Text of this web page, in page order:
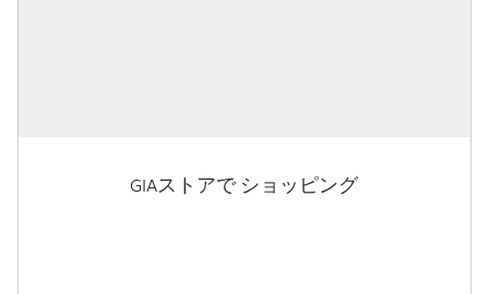
GIAストアで ショッピング